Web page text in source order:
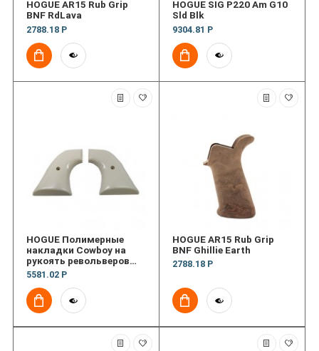
HOGUE AR15 Rub Grip
BNF RdLava
2788.18 Р
HOGUE SIG P220 Am G10
Sld Blk
9304.81 Р
HOGUE Полимерные
накладки Cowboy на
рукоять револьверов
Colt SA и Ruger New XR3
5581.02 Р
HOGUE AR15 Rub Grip
BNF Ghillie Earth
2788.18 Р